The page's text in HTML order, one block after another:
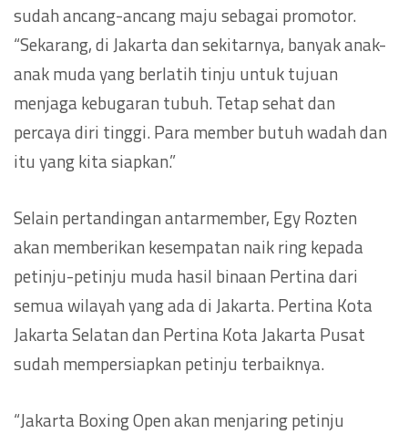
sudah ancang-ancang maju sebagai promotor.
“Sekarang, di Jakarta dan sekitarnya, banyak anak-
anak muda yang berlatih tinju untuk tujuan
menjaga kebugaran tubuh. Tetap sehat dan
percaya diri tinggi. Para member butuh wadah dan
itu yang kita siapkan.”
Selain pertandingan antarmember, Egy Rozten
akan memberikan kesempatan naik ring kepada
petinju-petinju muda hasil binaan Pertina dari
semua wilayah yang ada di Jakarta. Pertina Kota
Jakarta Selatan dan Pertina Kota Jakarta Pusat
sudah mempersiapkan petinju terbaiknya.
“Jakarta Boxing Open akan menjaring petinju